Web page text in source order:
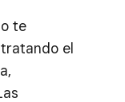
te
el